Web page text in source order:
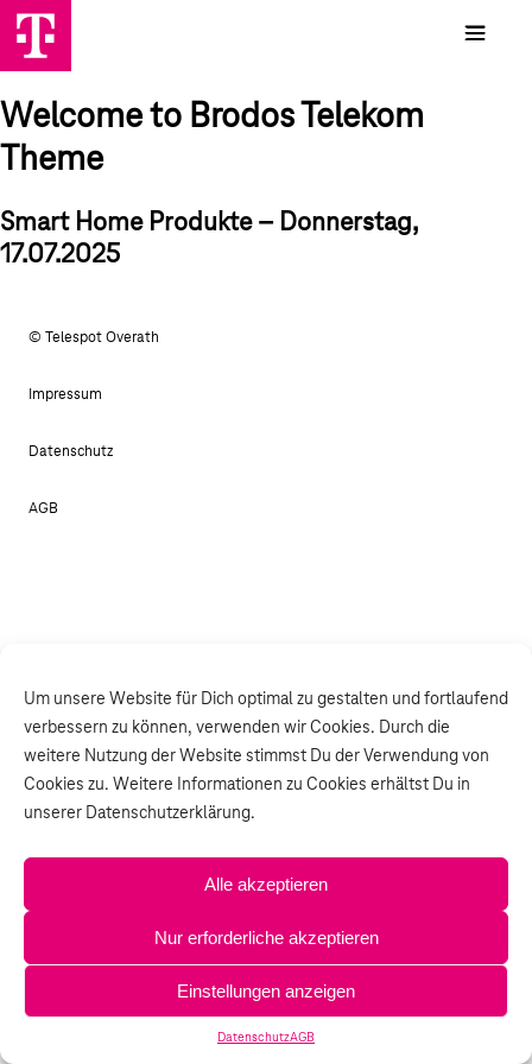
Um unsere Website für Dich optimal zu gestalten und fortlaufend
verbessern zu können, verwenden wir Cookies. Durch die
weitere Nutzung der Website stimmst Du der Verwendung von
Cookies zu. Weitere Informationen zu Cookies erhältst Du in
unserer Datenschutzerklärung.
Alle akzeptieren
Nur erforderliche akzeptieren
Einstellungen anzeigen
DatenschutzAGB
Welcome to Brodos Telekom
Theme
Smart Home Produkte – Donnerstag,
17.07.2025
© Telespot Overath
Impressum
Datenschutz
AGB